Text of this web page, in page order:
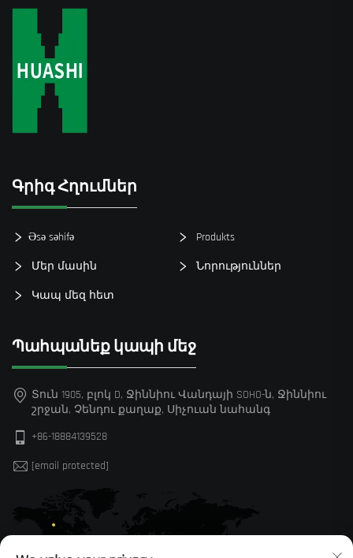
Գրիգ Հղումներ
Əsə səhifə Produkts
Մեր մասին Նորություններ
Կապ մեզ հետ
Պահպանեք կապի մեջ
Տուն 1905, բլոկ D, Ջիննիու Վանդայի SOHO-ն, Ջիննիու
շրջան, Չենդու քաղաք, Սիչուան նահանգ
+86-18884139528
[email protected]